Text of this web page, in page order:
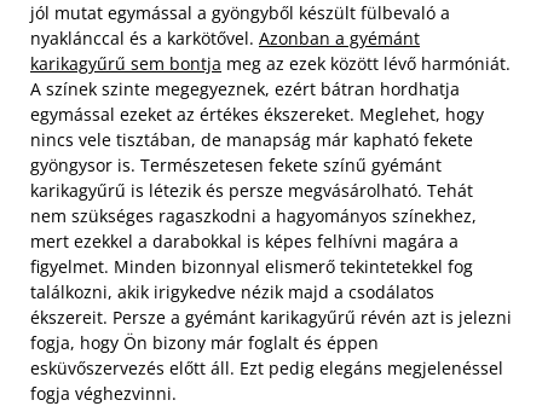
jól mutat egymással a gyöngyből készült fülbevaló a
nyaklánccal és a karkötővel. Azonban a gyémánt
karikagyűrű sem bontja meg az ezek között lévő harmóniát.
A színek szinte megegyeznek, ezért bátran hordhatja
egymással ezeket az értékes ékszereket. Meglehet, hogy
nincs vele tisztában, de manapság már kapható fekete
gyöngysor is. Természetesen fekete színű gyémánt
karikagyűrű is létezik és persze megvásárolható. Tehát
nem szükséges ragaszkodni a hagyományos színekhez,
mert ezekkel a darabokkal is képes felhívni magára a
figyelmet. Minden bizonnyal elismerő tekintetekkel fog
találkozni, akik irigykedve nézik majd a csodálatos
ékszereit. Persze a gyémánt karikagyűrű révén azt is jelezni
fogja, hogy Ön bizony már foglalt és éppen
esküvőszervezés előtt áll. Ezt pedig elegáns megjelenéssel
fogja véghezvinni.